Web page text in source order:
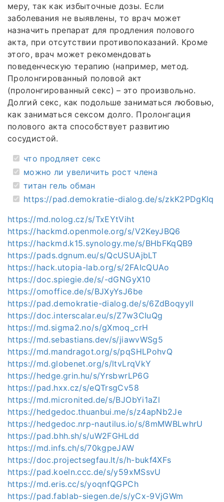
меру, так как избыточные дозы. Если
заболевания не выявлены, то врач может
назначить препарат для продления полового
акта, при отсутствии противопоказаний. Кроме
этого, врач может рекомендовать
поведенческую терапию (например, метод.
Пролонгированный половой акт
(пролонгированный секс) – это произвольно.
Долгий секс, как подольше заниматься любовью,
как заниматься сексом долго. Пролонгация
полового акта способствует развитию
сосудистой.
что продляет секс
можно ли увеличить рост члена
титан гель обман
https://pad.demokratie-dialog.de/s/zkK2PDgKIq
https://md.nolog.cz/s/TxEYtViht
https://hackmd.openmole.org/s/V2KeyJBQ6
https://hackmd.k15.synology.me/s/BHbFKqQB9
https://pads.dgnum.eu/s/QcUSUAjbLT
https://hack.utopia-lab.org/s/2FAIcQUAo
https://doc.spiegie.de/s/-dGNGyX10
https://omoffice.de/s/BJXyYsJ6be
https://pad.demokratie-dialog.de/s/6ZdBoqyylI
https://doc.interscalar.eu/s/Z7w3CIuQg
https://md.sigma2.no/s/gXmoq_crH
https://md.sebastians.dev/s/jiawvWSg5
https://md.mandragot.org/s/pqSHLPohvQ
https://md.globenet.org/s/ltvLrqVkY
https://hedge.grin.hu/s/YrsbwrLP6G
https://pad.hxx.cz/s/eQTrsgCv58
https://md.micronited.de/s/BJObYi1aZl
https://hedgedoc.thuanbui.me/s/z4apNb2Je
https://hedgedoc.nrp-nautilus.io/s/8mMWBLwhrU
https://pad.bhh.sh/s/uW2FGHLdd
https://md.infs.ch/s/70kgpeJAW
https://doc.projectsegfau.lt/s/h-bukf4XFs
https://pad.koeln.ccc.de/s/y59xMSsvU
https://md.eris.cc/s/yoqnfQGPCh
https://pad.fablab-siegen.de/s/yCx-9VjGWm